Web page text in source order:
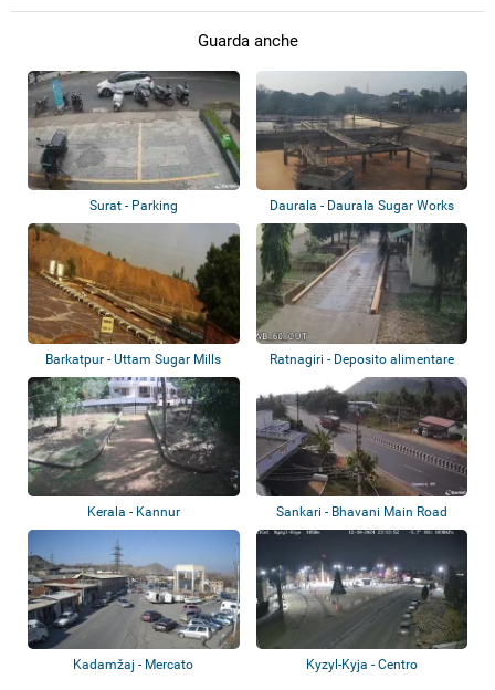
Guarda anche
Surat - Parking Daurala - Daurala Sugar Works
Barkatpur - Uttam Sugar Mills Ratnagiri - Deposito alimentare
Kerala - Kannur Sankari - Bhavani Main Road
Kadamžaj - Mercato Kyzyl-Kyja - Centro